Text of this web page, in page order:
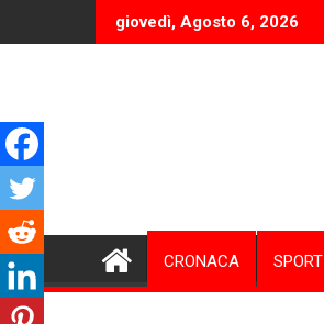
to
giovedì, Agosto 6, 2026
CRONACA SPORT